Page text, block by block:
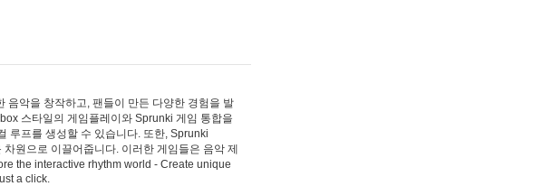
악을 창작하고, 팬들이 만든 다양한 경험을 발
스타일의 게임플레이와 Sprunki 게임 통합을
루프를 생성할 수 있습니다. 또한, Sprunki
원으로 이끌어줍니다. 이러한 게임들은 음악 제
the interactive rhythm world - Create unique
a click.